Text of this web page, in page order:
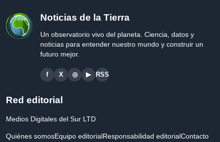
Noticias de la Tierra
Un observatorio vivo del planeta. Ciencia, datos y
noticias para entender nuestro mundo y construir un
futuro mejor.
f X ◎ ▶ RSS
Red editorial
Medios Digitales del Sur LTD
Quiénes somosEquipo editorialResponsabilidad editorialContacto